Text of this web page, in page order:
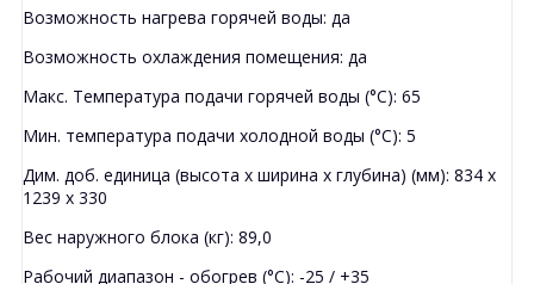
Возможность нагрева горячей воды: да
Возможность охлаждения помещения: да
Макс. Температура подачи горячей воды (°C): 65
Мин. температура подачи холодной воды (°C): 5
Дим. доб. единица (высота х ширина х глубина) (мм): 834 x
1239 x 330
Вес наружного блока (кг): 89,0
Рабочий диапазон - обогрев (°C): -25 / +35